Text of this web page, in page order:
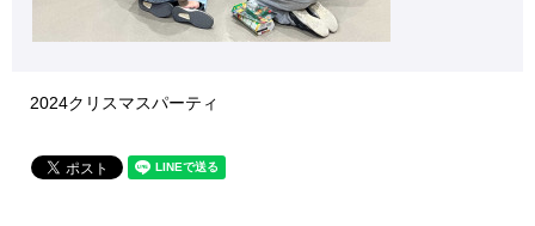
2024クリスマスパーティ